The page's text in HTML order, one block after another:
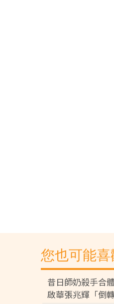
您也可能喜
昔日師奶殺手合
啟華張兆輝「倒轉